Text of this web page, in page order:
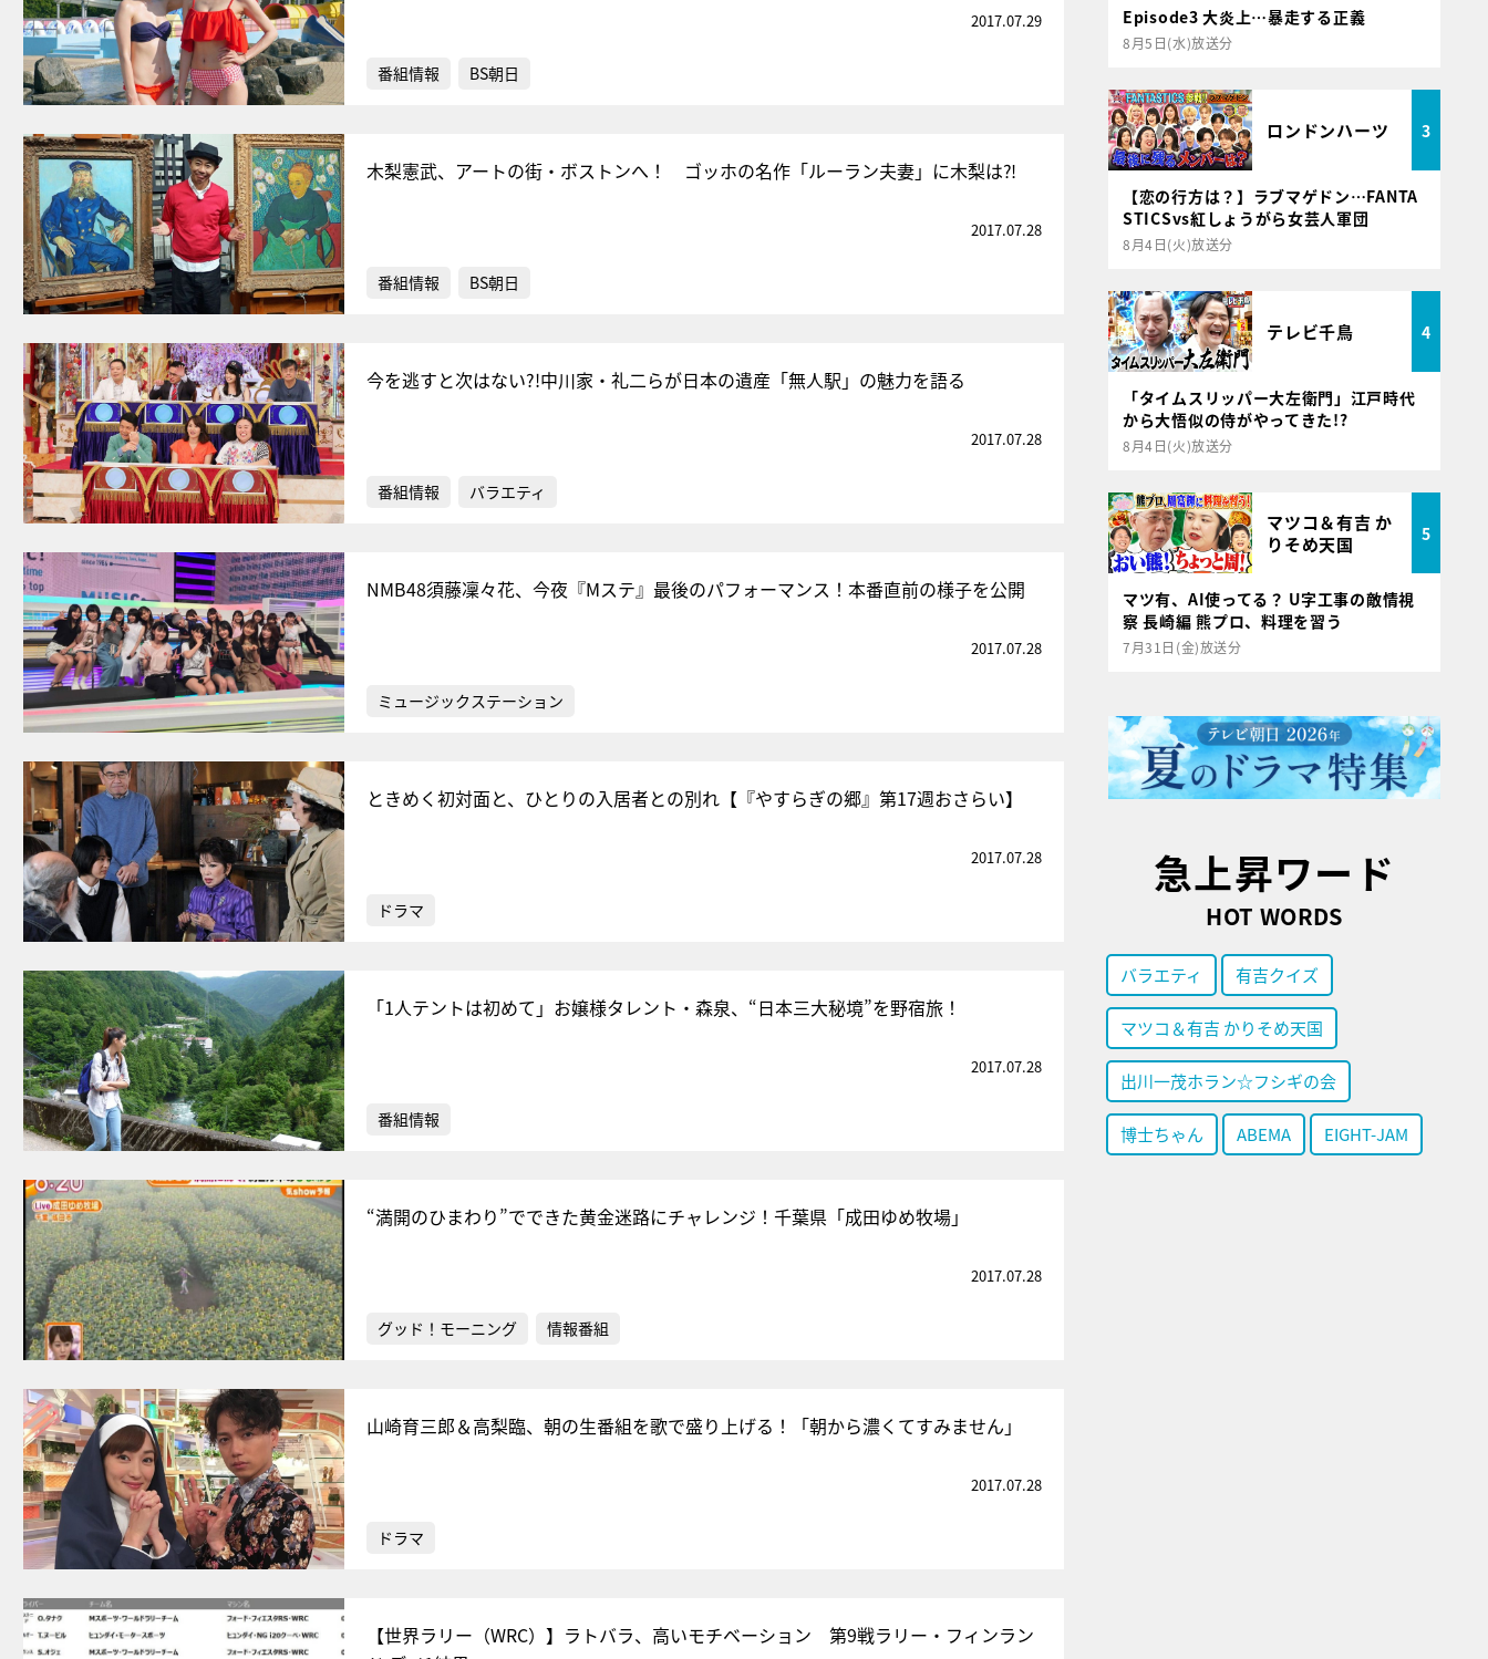
2017.07.29
番組情報 BS朝日
木梨憲武、アートの街・ボストンへ！ ゴッホの名作「ルーラン夫妻」に木梨は⁈
2017.07.28
番組情報 BS朝日
今を逃すと次はない?!中川家・礼二らが日本の遺産「無人駅」の魅力を語る
2017.07.28
番組情報 バラエティ
NMB48須藤凜々花、今夜『Mステ』最後のパフォーマンス！本番直前の様子を公開
2017.07.28
ミュージックステーション
ときめく初対面と、ひとりの入居者との別れ【『やすらぎの郷』第17週おさらい】
2017.07.28
ドラマ
「1人テントは初めて」お嬢様タレント・森泉、“日本三大秘境”を野宿旅！
2017.07.28
番組情報
“満開のひまわり”でできた黄金迷路にチャレンジ！千葉県「成田ゆめ牧場」
2017.07.28
グッド！モーニング 情報番組
山崎育三郎＆高梨臨、朝の生番組を歌で盛り上げる！「朝から濃くてすみません」
2017.07.28
ドラマ
【世界ラリー（WRC）】ラトバラ、高いモチベーション 第9戦ラリー・フィンラン
Episode3 大炎上…暴走する正義
8月5日(水)放送分
ロンドンハーツ 3
【恋の行方は？】ラブマゲドン…FANTA
STICSvs紅しょうがら女芸人軍団
8月4日(火)放送分
テレビ千鳥 4
「タイムスリッパー大左衛門」江戸時代
から大悟似の侍がやってきた!?
8月4日(火)放送分
マツコ＆有吉 か
りそめ天国
5
マツ有、AI使ってる？ U字工事の敵情視
察 長崎編 熊プロ、料理を習う
7月31日(金)放送分
急上昇ワード
HOT WORDS
バラエティ 有吉クイズ
マツコ＆有吉 かりそめ天国
出川一茂ホラン☆フシギの会
博士ちゃん ABEMA EIGHT-JAM